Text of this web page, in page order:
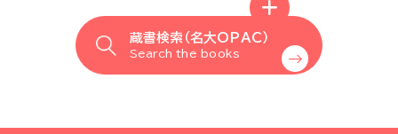
蔵書検索（名大OPAC）
Search the books